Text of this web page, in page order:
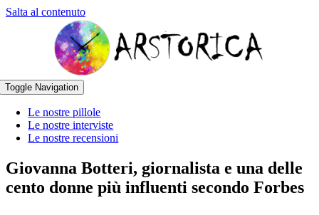
Salta al contenuto
Toggle Navigation
Le nostre pillole
Le nostre interviste
Le nostre recensioni
Giovanna Botteri, giornalista e una delle
cento donne più influenti secondo Forbes